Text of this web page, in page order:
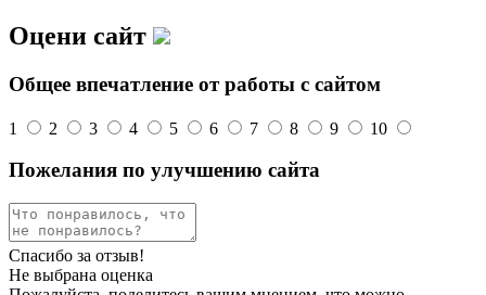
Оцени сайт
Общее впечатление от работы с сайтом
1 2 3 4 5 6 7 8 9 10
Пожелания по улучшению сайта
Спасибо за отзыв!
Не выбрана оценка